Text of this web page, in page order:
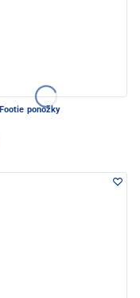
Footie ponožky